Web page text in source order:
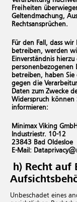
Freiheiten
Geltendmachung,
Rechtsansprüchen.
Für den Fall, dass
betreiben, werden
Einverständnis
personenbezogenen
betreiben, haben Sie
gegen die
Daten zum Zwecke
Widerspruch können
informieren:
Minimax Viking GmbH
Industriestr. 10-12
23843 Bad Oldesloe
E-Mail:
h) Recht auf
Unbeschadet eines